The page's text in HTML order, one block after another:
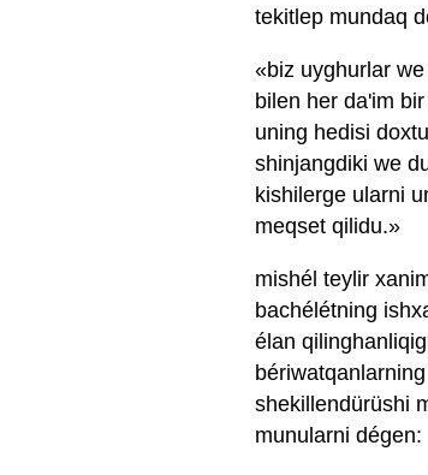
tekitlep mundaq
«biz uyghurlar
bilen her da'im
uning hedisi
shinjangdiki we
kishilerge ularni
meqset qilidu.»
mishél teylir
bachélétning
élan
shekillendürüshi
munularni dégen: